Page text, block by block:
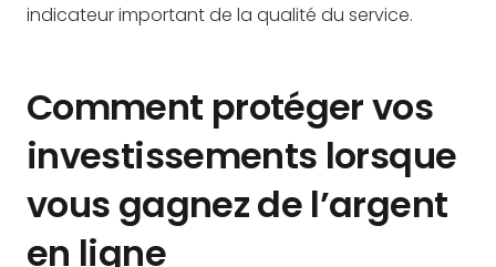
indicateur important de la qualité du service.
Comment protéger vos
investissements lorsque
vous gagnez de l’argent
en ligne